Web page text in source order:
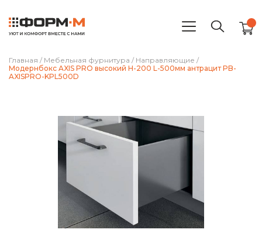
Главная / Мебельная фурнитура / Направляющие /
Модернбокс AXIS PRO высокий H-200 L-500мм антрацит PB-
AXISPRO-KPL500D